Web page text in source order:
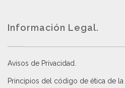
Información Legal.
Avisos de Privacidad
Principios del código de ética de la